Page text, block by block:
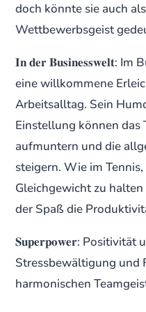
doch könnte sie auch
Wettbewerbsgeist
𝐈𝐧 𝐝𝐞𝐫 𝐁𝐮𝐬𝐢𝐧𝐞𝐬𝐬𝐰𝐞𝐥𝐭:
eine willkommene
Arbeitsalltag. Sein
Einstellung können das
aufmuntern und die
steigern. Wie im
Gleichgewicht zu
der Spaß die
𝐒𝐮𝐩𝐞𝐫𝐩𝐨𝐰𝐞𝐫: Positivität
Stressbewältigung und
harmonischen